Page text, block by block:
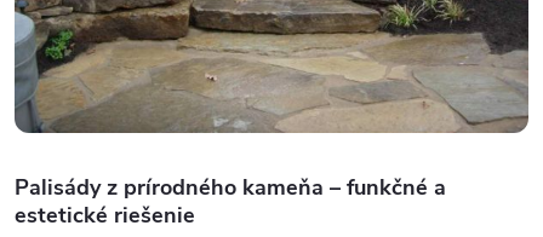
Palisády z prírodného kameňa – funkčné a
estetické riešenie